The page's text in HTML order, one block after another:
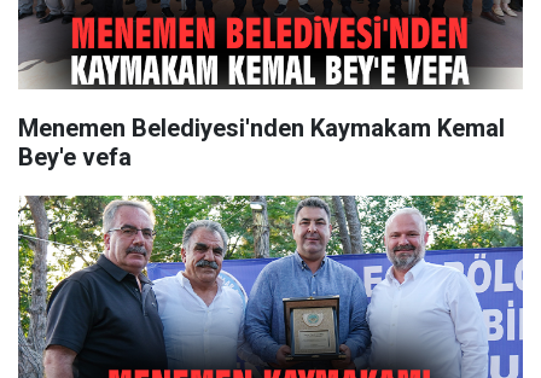
Menemen Belediyesi'nden Kaymakam Kemal
Bey'e vefa